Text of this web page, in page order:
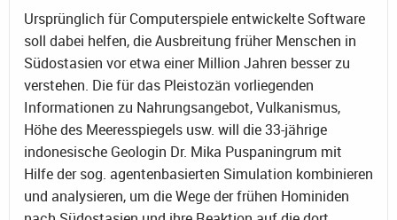
Ursprünglich für Computerspiele entwickelte Software
soll dabei helfen, die Ausbreitung früher Menschen in
Südostasien vor etwa einer Million Jahren besser zu
verstehen. Die für das Pleistozän vorliegenden
Informationen zu Nahrungsangebot, Vulkanismus,
Höhe des Meeresspiegels usw. will die 33-jährige
indonesische Geologin Dr. Mika Puspaningrum mit
Hilfe der sog. agentenbasierten Simulation kombinieren
und analysieren, um die Wege der frühen Hominiden